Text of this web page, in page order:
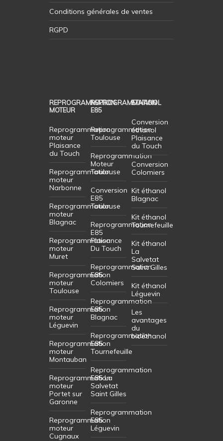
Conditions générales de ventes
RGPD
REPROGRAMMATION
MOTEUR
Reprogrammation
moteur
Plaisance
du Touch
Reprogrammation
moteur
Narbonne
Reprogrammation
moteur
Blagnac
Reprogrammation
moteur
Muret
Reprogrammation
moteur
Toulouse
Reprogrammation
moteur
Léguevin
Reprogrammation
moteur
Montauban
Reprogrammation
moteur
Portet sur
Garonne
Reprogrammation
moteur
Cugnaux
REPROGRAMMATION
E85
Reprogrammation
Toulouse
Reprogrammation
Moteur
Toulouse
Conversion
E85
Toulouse
Reprogrammation
E85
Plaisance
Du Touch
Reprogrammation
E85
Colomiers
Reprogrammation
E85
Blagnac
Reprogrammation
E85
Tournefeuille
Reprogrammation
E85 La
Salvetat
Saint Gilles
Reprogrammation
E85
Léguevin
ETHANOL
Conversion
éthanol
Plaisance
du Touch
Conversion
Colomiers
Kit éthanol
Blagnac
Kit éthanol
Tournefeuille
Kit éthanol
La
Salvetat
Saint Gilles
Kit éthanol
Léguevin
Les
avantages
du
bioéthanol